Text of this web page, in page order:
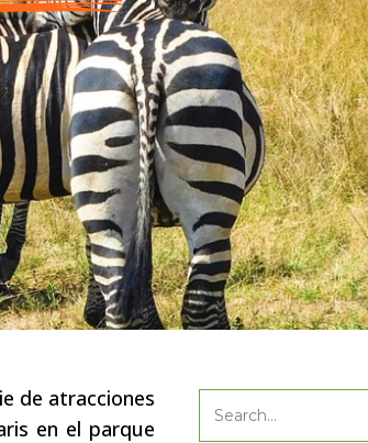
de atracciones
en el parque
Search